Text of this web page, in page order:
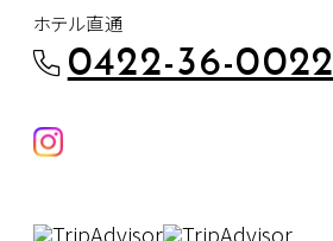
ホテル直通
0422-36-0022